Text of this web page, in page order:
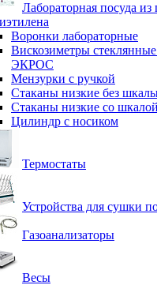
Лабораторная посуда
Воронки лабораторные
Вискозиметры
ЭКРОС
Мензурки с ручкой
Стаканы низкие без
Стаканы низкие со шкалой
Цилиндр с носиком
Термостаты
Устройства для сушки
Газоанализаторы
Весы